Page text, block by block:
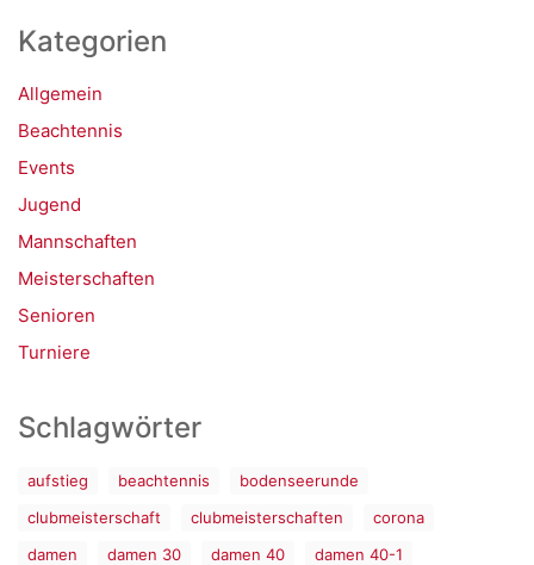
Kategorien
Allgemein
Beachtennis
Events
Jugend
Mannschaften
Meisterschaften
Senioren
Turniere
Schlagwörter
aufstieg beachtennis
bodenseerunde
clubmeisterschaft
clubmeisterschaften
corona
damen
damen 30 damen 40
damen 40-1